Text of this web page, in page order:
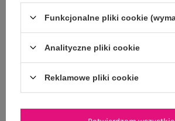
Wysyłka wponiedziałek
OPIS PRODUKTU
GŁÓWNE PARAMETRY
Funkcjonalne pliki cookie
Analityczne pliki cookie
Reklamowe pliki cookie